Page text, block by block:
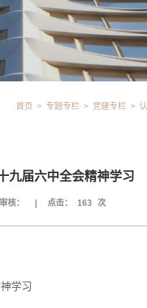
首页 > 专题专栏 > 党建专栏 >
九届六中全会精神学习
审核： 点击： 163 次
学习